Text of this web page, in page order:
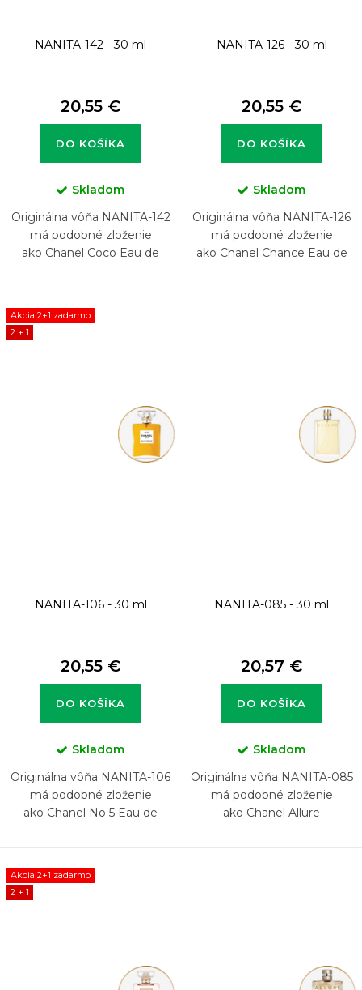
NANITA-142 - 30 ml
20,55 €
DO KOŠÍKA
Skladom
Originálna vôňa NANITA-142
má podobné zloženie
ako Chanel Coco Eau de
NANITA-126 - 30 ml
20,55 €
DO KOŠÍKA
Skladom
Originálna vôňa NANITA-126
má podobné zloženie
ako Chanel Chance Eau de
Akcia 2+1 zadarmo
2 + 1
NANITA-106 - 30 ml
20,55 €
DO KOŠÍKA
Skladom
Originálna vôňa NANITA-106
má podobné zloženie
ako Chanel No 5 Eau de
NANITA-085 - 30 ml
20,57 €
DO KOŠÍKA
Skladom
Originálna vôňa NANITA-085
má podobné zloženie
ako Chanel Allure
Akcia 2+1 zadarmo
2 + 1